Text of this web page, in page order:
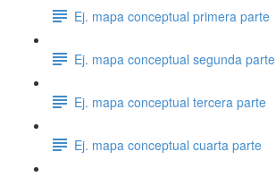
Ej. mapa conceptual primera parte
Ej. mapa conceptual segunda parte
Ej. mapa conceptual tercera parte
Ej. mapa conceptual cuarta parte